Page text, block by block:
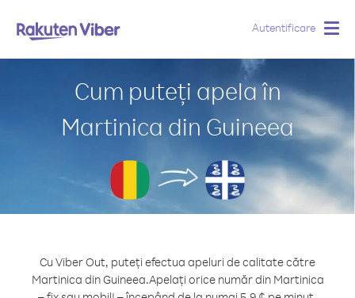
Autentificare
Cum puteți apela în
Martinica din Guineea
Cu Viber Out, puteți efectua apeluri de calitate către
Martinica din Guineea.Apelați orice număr din Martinica